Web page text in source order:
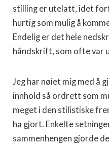
stilling er utelatt, idet
hurtig som mulig å
Endelig er det hele
håndskrift, som ofte var
Jeg har nøiet mig med å
innhold så ordrett som
meget i den stilistiske
ha gjort. Enkelte
sammenhengen gjorde